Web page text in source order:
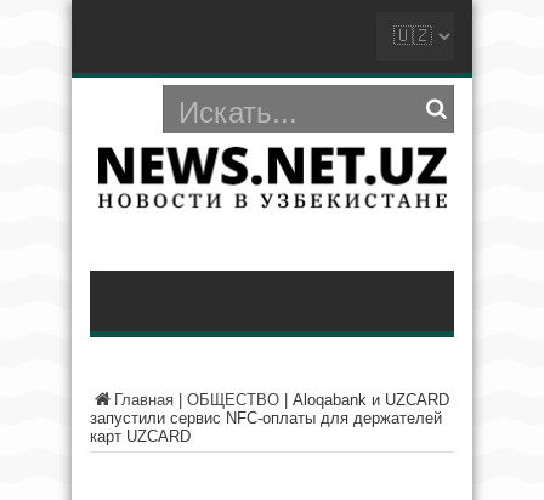
Главная ОБЩЕСТВО
Aloqabank и UZCARD
запустили сервис NFC-оплаты для держателей
карт UZCARD